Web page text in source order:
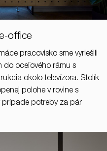
office
pracovisko sme vyriešili
do oceľového rámu s
okolo televízora. Stolík
polohe v rovine s
prípade potreby za pár